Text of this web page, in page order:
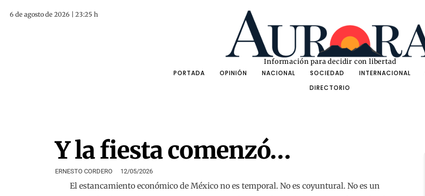
6 de agosto de 2026 | 23:25 h
Información para decidir con libertad
PORTADA
OPINIÓN NACIONAL SOCIEDAD INTERNACIONAL
DIRECTORIO
Y la fiesta comenzó…
ERNESTO CORDERO 12/05/2026
El estancamiento económico de México no es temporal. No es coyuntural. No es un